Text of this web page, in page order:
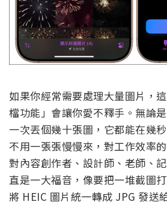
如果你經常需要處理大量圖片，
檔功能」會讓你愛不釋手。無論
一次丟個幾十張圖，它都能在幾
不用一張張慢慢來，對工作效率
對內容創作者、設計師、老師、
直是一大福音，像要把一堆截圖
將 HEIC 圖片統一轉成 JPG 發送